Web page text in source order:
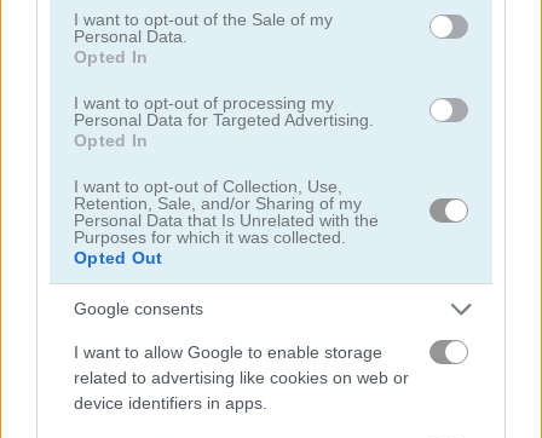
use your data for below specified purposes in below Google
consent section.
I want to opt-out of the Sale of my
Personal Data.
Opted In
I want to opt-out of processing my
Personal Data for Targeted Advertising.
Opted In
I want to opt-out of Collection, Use,
Retention, Sale, and/or Sharing of my
Personal Data that Is Unrelated with the
Purposes for which it was collected.
Opted Out
Google consents
I want to allow Google to enable storage
related to advertising like cookies on web or
device identifiers in apps.
Danh mục liên quan
bejeweled
vườn